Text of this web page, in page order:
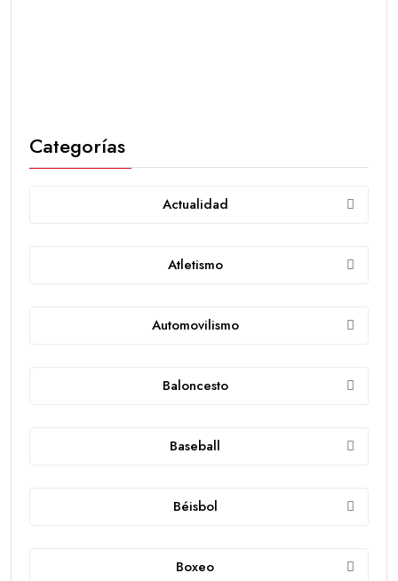
Categorías
Actualidad
Atletismo
Automovilismo
Baloncesto
Baseball
Béisbol
Boxeo